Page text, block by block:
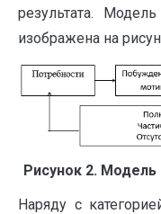
результата.
изображена на
Рисунок 2.
Наряду с